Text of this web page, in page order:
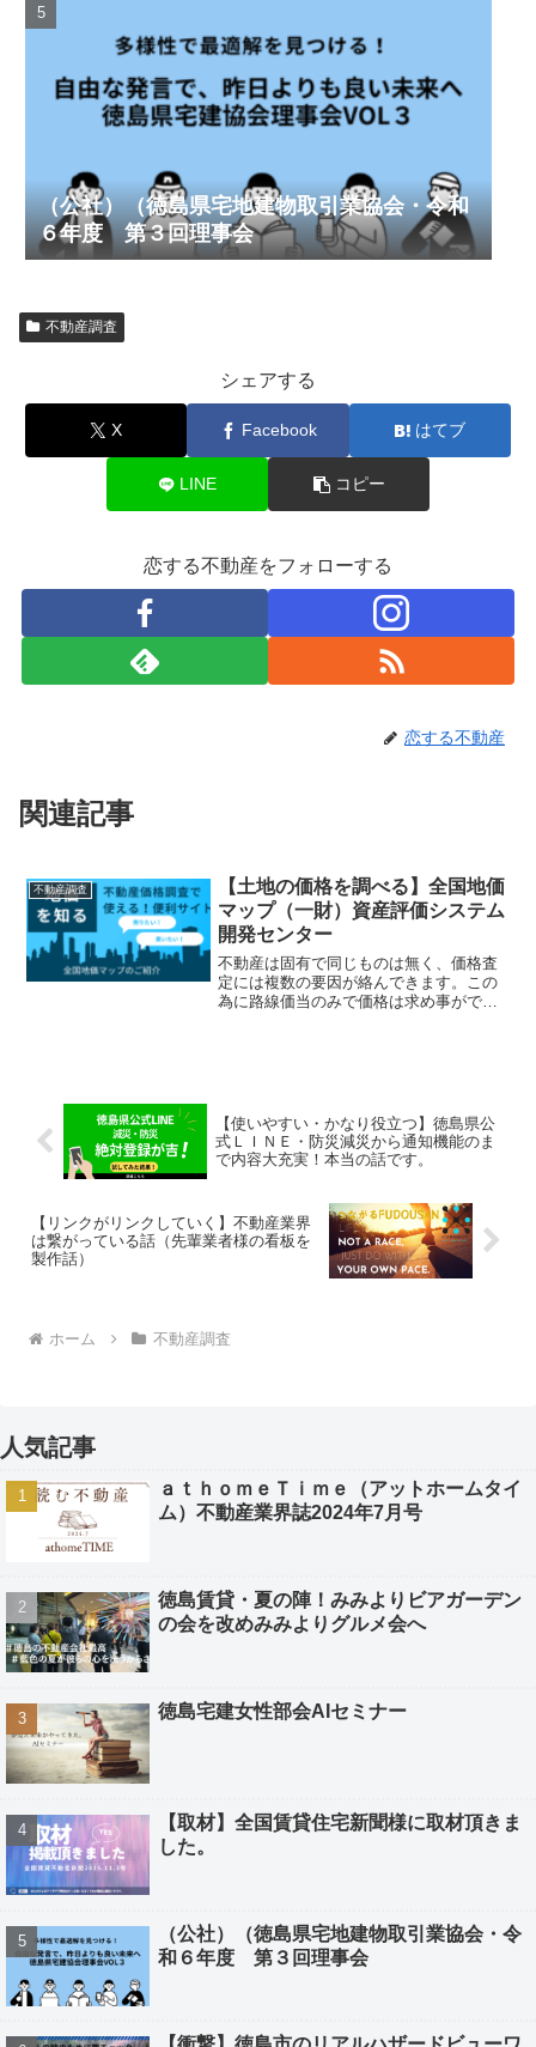
（公社）（徳島県宅地建物取引業協会・令和
６年度 第３回理事会
不動産調査
シェアする
X Facebook はてブ
LINE コピー
恋する不動産をフォローする
恋する不動産
関連記事
不動産調査
【土地の価格を調べる】全国地価
マップ（一財）資産評価システム
開発センター
不動産は固有で同じものは無く、価格査
定には複数の要因が絡んできます。この
為に路線価当のみで価格は求め事ができ
【使いやすい・かなり役立つ】徳島県公
式ＬＩＮＥ・防災減災から通知機能のま
で内容大充実！本当の話です。
【リンクがリンクしていく】不動産業界
は繋がっている話（先輩業者様の看板を
製作話）
ホーム 不動産調査
人気記事
ａｔｈｏｍｅＴｉｍｅ（アットホームタイ
ム）不動産業界誌2024年7月号
徳島賃貸・夏の陣！みみよりビアガーデン
の会を改めみみよりグルメ会へ
徳島宅建女性部会AIセミナー
【取材】全国賃貸住宅新聞様に取材頂きま
した。
（公社）（徳島県宅地建物取引業協会・令
和６年度 第３回理事会